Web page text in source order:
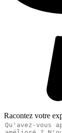
Racontez votre